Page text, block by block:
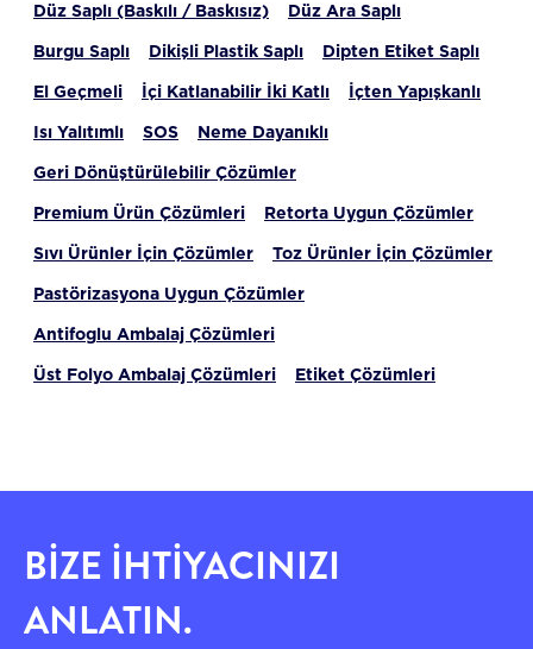
Düz Saplı (Baskılı / Baskısız) Düz Ara Saplı
Burgu Saplı Dikişli Plastik Saplı Dipten Etiket Saplı
El Geçmeli İçi Katlanabilir İki Katlı İçten Yapışkanlı
Isı Yalıtımlı SOS Neme Dayanıklı
Geri Dönüştürülebilir Çözümler
Premium Ürün Çözümleri Retorta Uygun Çözümler
Sıvı Ürünler İçin Çözümler Toz Ürünler İçin Çözümler
Pastörizasyona Uygun Çözümler
Antifoglu Ambalaj Çözümleri
Üst Folyo Ambalaj Çözümleri Etiket Çözümleri
BİZE İHTİYACINIZI
ANLATIN.